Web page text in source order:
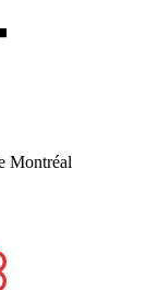
Montréal